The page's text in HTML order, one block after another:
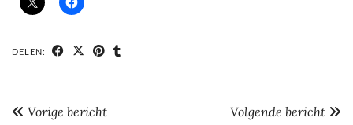
DELEN:
Vorige bericht Volgende bericht